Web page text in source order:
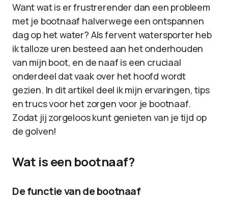
Want wat is er frustrerender dan een probleem
met je bootnaaf halverwege een ontspannen
dag op het water? Als fervent watersporter heb
ik talloze uren besteed aan het onderhouden
van mijn boot, en de naaf is een cruciaal
onderdeel dat vaak over het hoofd wordt
gezien. In dit artikel deel ik mijn ervaringen, tips
en trucs voor het zorgen voor je bootnaaf.
Zodat jij zorgeloos kunt genieten van je tijd op
de golven!
Wat is een bootnaaf?
De functie van de bootnaaf